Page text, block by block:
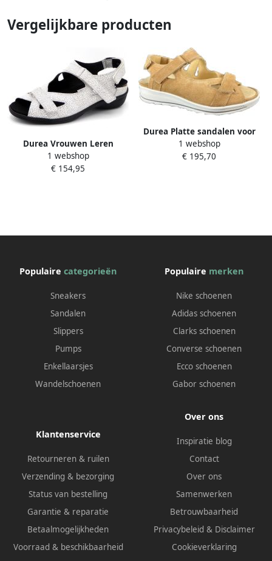
Vergelijkbare producten
Durea Vrouwen Leren
80007409 Damesschoenen
7258 218 H Wit
1 webshop
€ 154,95
Durea Platte sandalen voor
vrouwen
1 webshop
€ 195,70
Populaire categorieën
Sneakers
Sandalen
Slippers
Pumps
Enkellaarsjes
Wandelschoenen
Populaire merken
Nike schoenen
Adidas schoenen
Clarks schoenen
Converse schoenen
Ecco schoenen
Gabor schoenen
Klantenservice
Retourneren & ruilen
Verzending & bezorging
Status van bestelling
Garantie & reparatie
Betaalmogelijkheden
Voorraad & beschikbaarheid
Over ons
Inspiratie blog
Contact
Over ons
Samenwerken
Betrouwbaarheid
Privacybeleid & Disclaimer
Cookieverklaring